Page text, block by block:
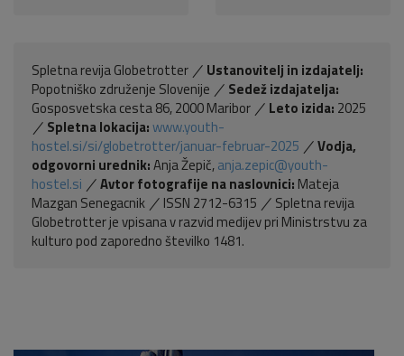
Spletna revija Globetrotter
Ustanovitelj in izdajatelj:
Popotniško združenje Slovenije
Sedež izdajatelja:
Gosposvetska cesta 86, 2000 Maribor
Leto izida: 2025
Spletna lokacija:www.youth-
hostel.si/si/globetrotter/januar-februar-2025
Vodja,
odgovorni urednik:Anja Žepič,anja.zepic@youth-
hostel.si
Avtor fotografije na naslovnici: Mateja
Mazgan Senegacnik
ISSN 2712-6315
Spletna revija
Globetrotter je vpisana v razvid medijev pri Ministrstvu za
kulturo pod zaporedno številko 1481.